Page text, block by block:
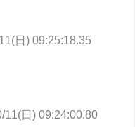
日) 09:25:18.35
11(日) 09:24:00.80